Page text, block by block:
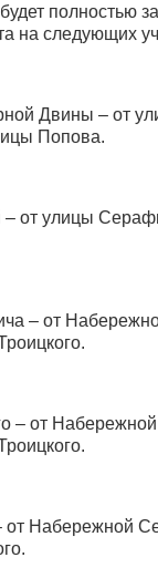
полностью
на следующих
Двины – от
Попова.
– от улицы
– от
– от
от Набережной